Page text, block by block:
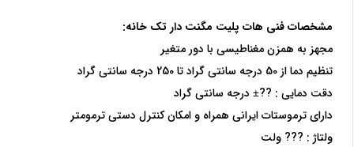
مشخصات فنی هات پلیت مگنت دار تک خانه:
مجهز به همزن مغناطیسی با دور متغیر
تنظیم دما از 50 درجه سانتی گراد تا 250 درجه سانتی گراد
دقت دمایی : ??± درجه سانتی گراد
دارای ترموستات ایرانی همراه و امکان کنترل دستی ترمومتر
ولتاژ : ??? ولت